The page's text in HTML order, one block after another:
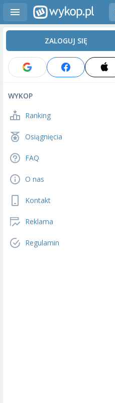
ZALOGUJ SIĘ
WYKOP
Ranking
Osiągnięcia
FAQ
O nas
Kontakt
Reklama
Regulamin